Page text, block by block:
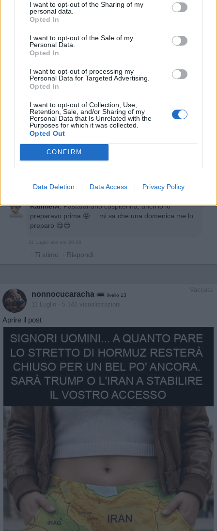
I want to opt-out of the Sharing of my
personal data.
Opted In
I want to opt-out of the Sale of my
Personal Data.
Opted In
I want to opt-out of processing my
Personal Data for Targeted Advertising.
Opted In
I want to opt-out of Collection, Use,
Retention, Sale, and/or Sharing of my
Personal Data that Is Unrelated with the
Purposes for which it was collected.
Opted Out
CONFIRM
Data Deletion Data Access Privacy Policy
Pastafariano:Calypso No, alludevo a questo... 😊
11 Luglio alle ore 18:47
·Ti stimo·
Calypso :Pastafariano 😁😁😁😁
1
·Ti stimo·Rispondi
KalimerA:Pastafariano caspiterina, anch'io lo
preparavo prima 🤩 ... mi sa che una domenica me lo
preparo 😋😊
· Ti stimo · Rispondi
Vaccata
nonnocucaracha livello 13
11 Luglio - 5.141 visualizzazioni
Aprire il post